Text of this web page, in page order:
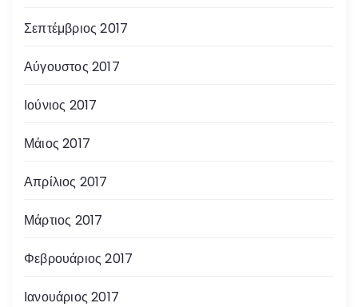
Σεπτέμβριος 2017
Αύγουστος 2017
Ιούνιος 2017
Μάιος 2017
Απρίλιος 2017
Μάρτιος 2017
Φεβρουάριος 2017
Ιανουάριος 2017